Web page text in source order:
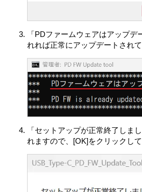
提供による許諾ソフトウェアの
の郵送による交換または許諾ソ
フトウェアについての問い合わ
あります。本項に定めるソフト
り定めるものとします。また、
許諾ソフトウェアが第三者の知
いことを保証いたしません。
許諾ソフトウェアの稼動が依存
以外の製品、ソフトウェアまた
供する場合に限られず、VAIOま
場合も含みます）は、当該ソフ
ークサービスの提供者の判断で
があります。VAIOおよび原権利
ットワークサービスが中断なく
「PDファームウェアはアップデ
れれば正常にアップデートされて
「セットアップが正常終了しま
れますので、[OK]をクリックして